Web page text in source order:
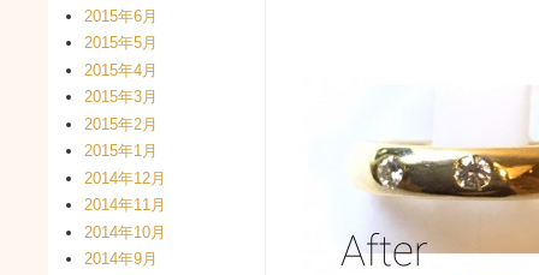
2015年6月
2015年5月
2015年4月
2015年3月
2015年2月
2015年1月
2014年12月
2014年11月
2014年10月
2014年9月